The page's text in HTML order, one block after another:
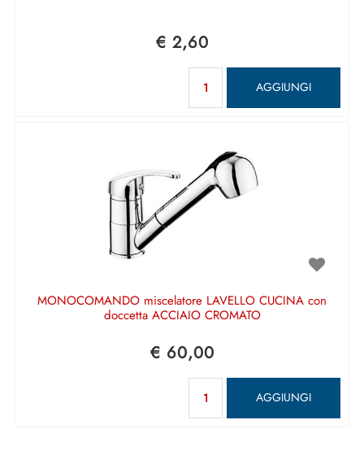
€ 2,60
AGGIUNGI
MONOCOMANDO miscelatore LAVELLO CUCINA con
doccetta ACCIAIO CROMATO
€ 60,00
AGGIUNGI